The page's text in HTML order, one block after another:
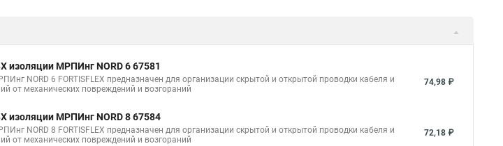
изоляции МРПИнг NORD 6 67581
NORD 6 FORTISFLEX предназначен для организации скрытой и открытой проводки кабеля и
от механических повреждений и возгораний
74,98 ₽
изоляции МРПИнг NORD 8 67584
NORD 8 FORTISFLEX предназначен для организации скрытой и открытой проводки кабеля и
от механических повреждений и возгораний
72,18 ₽